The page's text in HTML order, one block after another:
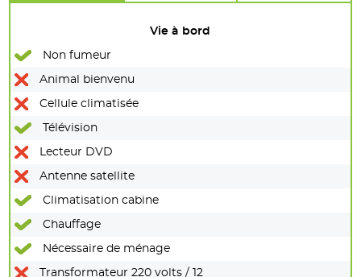
Vie à bord
Non fumeur
Animal bienvenu
Cellule climatisée
Télévision
Lecteur DVD
Antenne satellite
Climatisation cabine
Chauffage
Nécessaire de ménage
Transformateur 220 volts / 12